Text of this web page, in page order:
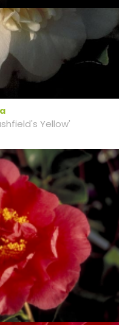
Yellow'